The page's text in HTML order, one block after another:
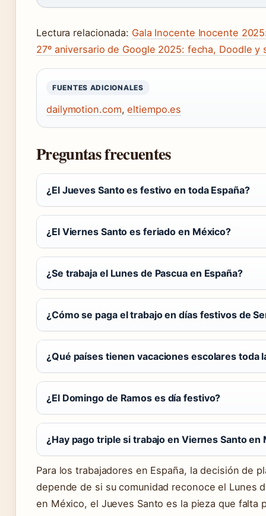
Lectura relacionada: Gala Inocente Inocente
27º aniversario de Google 2025: fecha, Doodle y
FUENTES ADICIONALES
dailymotion.com,eltiempo.es
Preguntas frecuentes
¿El Jueves Santo es festivo en toda España?
¿El Viernes Santo es feriado en México?
¿Se trabaja el Lunes de Pascua en España?
¿Cómo se paga el trabajo en días festivos de
¿Qué países tienen vacaciones escolares toda
¿El Domingo de Ramos es día festivo?
¿Hay pago triple si trabajo en Viernes Santo en
Para los trabajadores en España, la decisión de
depende de si su comunidad reconoce el Lunes
en México, el Jueves Santo es la pieza que falta